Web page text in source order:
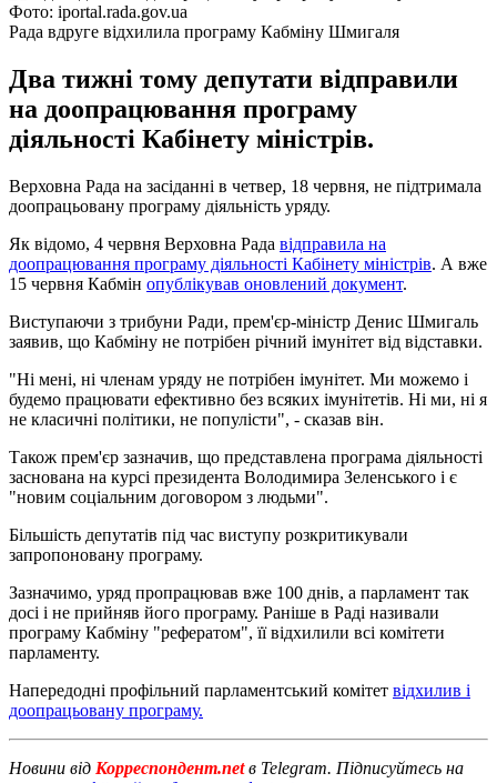
Фото: iportal.rada.gov.ua
Рада вдруге відхилила програму Кабміну Шмигаля
Два тижні тому депутати відправили
на доопрацювання програму
діяльності Кабінету міністрів.
Верховна Рада на засіданні в четвер, 18 червня, не підтримала
доопрацьовану програму діяльність уряду.
Як відомо, 4 червня Верховна Рада відправила на
доопрацювання програму діяльності Кабінету міністрів. А вже
15 червня Кабмін опублікував оновлений документ.
Виступаючи з трибуни Ради, прем'єр-міністр Денис Шмигаль
заявив, що Кабміну не потрібен річний імунітет від відставки.
"Ні мені, ні членам уряду не потрібен імунітет. Ми можемо і
будемо працювати ефективно без всяких імунітетів. Ні ми, ні я
не класичні політики, не популісти", - сказав він.
Також прем'єр зазначив, що представлена програма діяльності
заснована на курсі президента Володимира Зеленського і є
"новим соціальним договором з людьми".
Більшість депутатів під час виступу розкритикували
запропоновану програму.
Зазначимо, уряд пропрацював вже 100 днів, а парламент так
досі і не прийняв його програму. Раніше в Раді називали
програму Кабміну "рефератом", її відхилили всі комітети
парламенту.
Напередодні профільний парламентський комітет відхилив і
доопрацьовану програму.
Новини від Корреспондент.netв Telegram. Підписуйтесь на